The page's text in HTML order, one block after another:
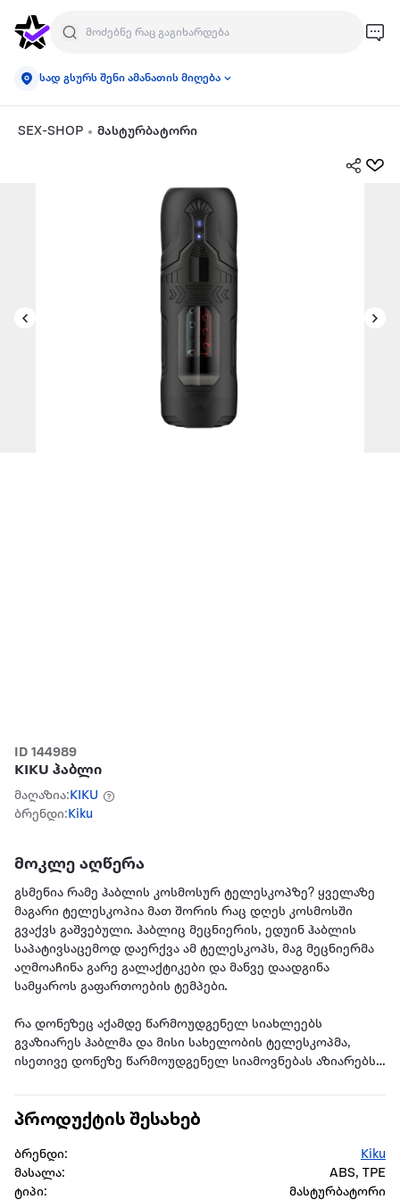
სად გსურს შენი ამანათის მიღება
SEX-SHOP მასტურბატორი
ID 144989
KIKU ჰაბლი
მაღაზია:KIKU
ბრენდი:Kiku
მოკლე აღწერა
გსმენია რამე ჰაბლის კოსმოსურ ტელესკოპზე? ყველაზე
მაგარი ტელესკოპია მათ შორის რაც დღეს კოსმოსში
გვაქვს გაშვებული. ჰაბლიც მეცნიერის, ედუინ ჰაბლის
საპატივსაცემოდ დაერქვა ამ ტელესკოპს, მაგ მეცნიერმა
აღმოაჩინა გარე გალაქტიკები და მანვე დაადგინა
სამყაროს გაფართოების ტემპები.
რა დონეზეც აქამდე წარმოუდგენელ სიახლეებს
გვაზიარეს ჰაბლმა და მისი სახელობის ტელესკოპმა,
ისეთივე დონეზე წარმოუდგენელ სიამოვნებას აზიარებს
წარმოიდგინე გოგო რომ ბოლომდე ჩამოგაჯდეს, თან
კუნთები ზევით-ქვევით ამოძრავოს ისე რომ
პარალელურად ბოლომდე გეჯდეს. ესეთი რამ არის ჩვენი
ჰაბლი.
პროდუქტის შესახებ
ბრენდი:
Kiku
მასალა:
ABS, TPE
ტიპი:
მასტურბატორი